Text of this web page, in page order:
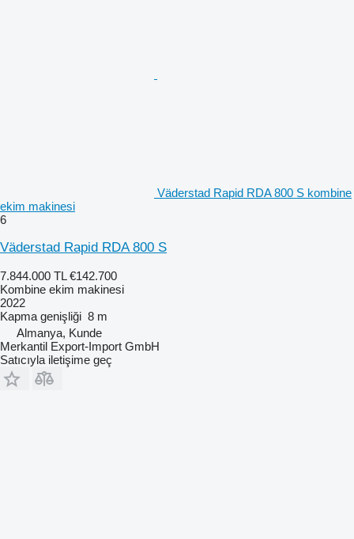
Väderstad Rapid RDA 800 S kombine
ekim makinesi
6
Väderstad Rapid RDA 800 S
7.844.000 TL €142.700
Kombine ekim makinesi
2022
Kapma genişliği 8 m
Almanya, Kunde
Merkantil Export-Import GmbH
Satıcıyla iletişime geç